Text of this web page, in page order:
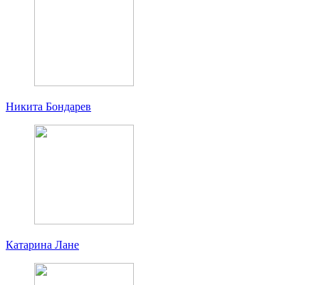
Никита Бондарев
Катарина Лане